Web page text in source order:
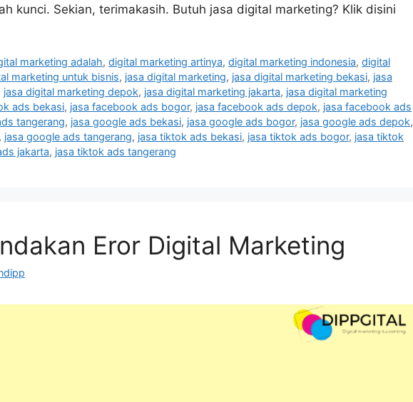
kunci. Sekian, terimakasih. Butuh jasa digital marketing? Klik disini
marketing adalah,digital marketing artinya,digital marketing indonesia,digital
marketing untuk bisnis, jasa digital marketing, jasa digital marketing bekasi, jasa
jasa digital marketing depok, jasa digital marketing jakarta, jasa digital marketing
ads bekasi, jasa facebook ads bogor, jasa facebook ads depok, jasa facebook ads
tangerang, jasa google ads bekasi, jasa google ads bogor, jasa google ads depok,
, jasa google ads tangerang, jasa tiktok ads bekasi, jasa tiktok ads bogor, jasa tiktok
jakarta, jasa tiktok ads tangerang
Eror Digital Marketing